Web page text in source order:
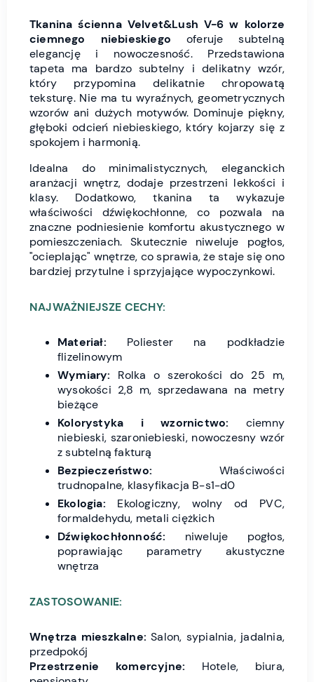
Tkanina ścienna Velvet&Lush V-6 w kolorze
ciemnego niebieskiego oferuje subtelną
elegancję i nowoczesność. Przedstawiona
tapeta ma bardzo subtelny i delikatny wzór,
który przypomina delikatnie chropowatą
teksturę. Nie ma tu wyraźnych, geometrycznych
wzorów ani dużych motywów. Dominuje piękny,
głęboki odcień niebieskiego, który kojarzy się z
spokojem i harmonią.
Idealna do minimalistycznych, eleganckich
aranżacji wnętrz, dodaje przestrzeni lekkości i
klasy. Dodatkowo, tkanina ta wykazuje
właściwości dźwiękochłonne, co pozwala na
znaczne podniesienie komfortu akustycznego w
pomieszczeniach. Skutecznie niweluje pogłos,
"ocieplając" wnętrze, co sprawia, że staje się ono
bardziej przytulne i sprzyjające wypoczynkowi.
NAJWAŻNIEJSZE CECHY:
Materiał: Poliester na podkładzie
flizelinowym
Wymiary: Rolka o szerokości do 25 m,
wysokości 2,8 m, sprzedawana na metry
bieżące
Kolorystyka i wzornictwo: ciemny
niebieski, szaroniebieski, nowoczesny wzór
z subtelną fakturą
Bezpieczeństwo: Właściwości
trudnopalne, klasyfikacja B-s1-d0
Ekologia: Ekologiczny, wolny od PVC,
formaldehydu, metali ciężkich
Dźwiękochłonność: niweluje pogłos,
poprawiając parametry akustyczne
wnętrza
ZASTOSOWANIE:
Wnętrza mieszkalne: Salon, sypialnia, jadalnia,
przedpokój
Przestrzenie komercyjne: Hotele, biura,